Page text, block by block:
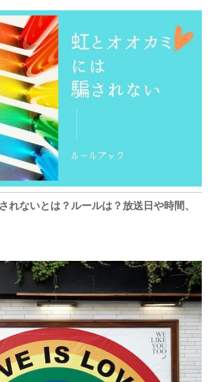
れないとは？ルールは？放送日や時間、